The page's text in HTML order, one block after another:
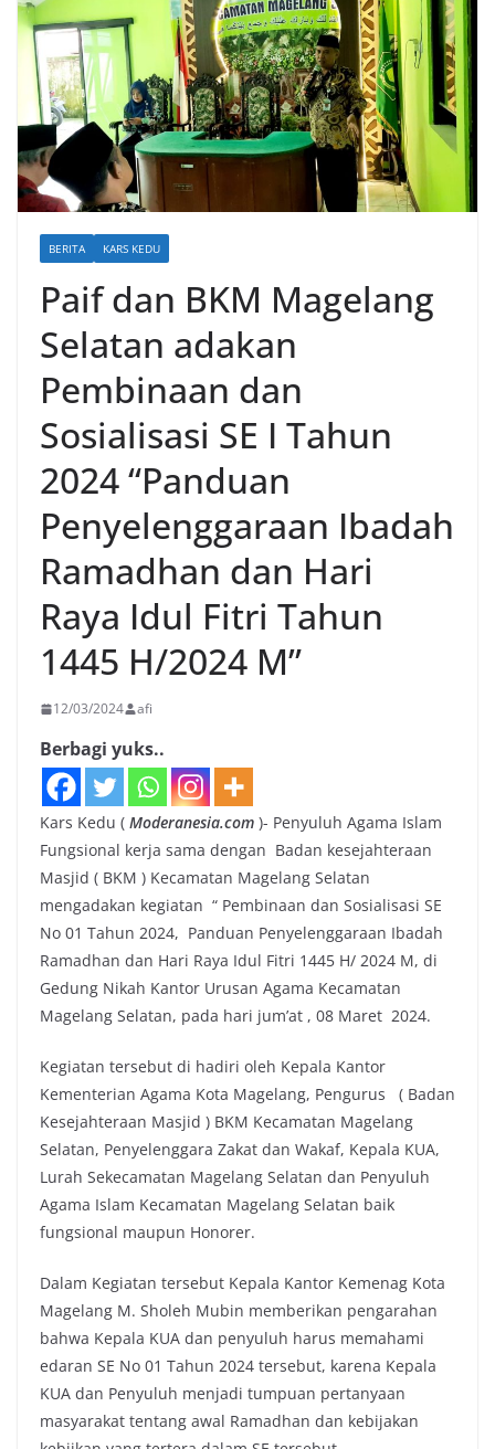
BERITA KARS KEDU
Paif dan BKM Magelang
Selatan adakan
Pembinaan dan
Sosialisasi SE I Tahun
2024 “Panduan
Penyelenggaraan Ibadah
Ramadhan dan Hari
Raya Idul Fitri Tahun
1445 H/2024 M”
12/03/2024 afi
Berbagi yuks..
Kars Kedu ( Moderanesia.com )- Penyuluh Agama Islam
Fungsional kerja sama dengan Badan kesejahteraan
Masjid ( BKM ) Kecamatan Magelang Selatan
mengadakan kegiatan “ Pembinaan dan Sosialisasi SE
No 01 Tahun 2024, Panduan Penyelenggaraan Ibadah
Ramadhan dan Hari Raya Idul Fitri 1445 H/ 2024 M, di
Gedung Nikah Kantor Urusan Agama Kecamatan
Magelang Selatan, pada hari jum’at , 08 Maret 2024.
Kegiatan tersebut di hadiri oleh Kepala Kantor
Kementerian Agama Kota Magelang, Pengurus ( Badan
Kesejahteraan Masjid ) BKM Kecamatan Magelang
Selatan, Penyelenggara Zakat dan Wakaf, Kepala KUA,
Lurah Sekecamatan Magelang Selatan dan Penyuluh
Agama Islam Kecamatan Magelang Selatan baik
fungsional maupun Honorer.
Dalam Kegiatan tersebut Kepala Kantor Kemenag Kota
Magelang M. Sholeh Mubin memberikan pengarahan
bahwa Kepala KUA dan penyuluh harus memahami
edaran SE No 01 Tahun 2024 tersebut, karena Kepala
KUA dan Penyuluh menjadi tumpuan pertanyaan
masyarakat tentang awal Ramadhan dan kebijakan